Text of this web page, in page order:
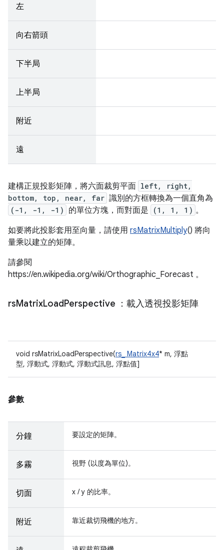
左
向右箭頭
下半局
上半局
附近
遠
建構正規投影矩陣，將六面裁剪平面 left, right,
bottom, top, near, far 識別的方框轉換為一個直角為
(-1, -1, -1) 的單位方塊，而對面是 (1, 1, 1) 。
如要將此投影套用至向量，請使用 rsMatrixMultiply() 將向
量乘以建立的矩陣。
請參閱
https://en.wikipedia.org/wiki/Orthographic_Forecast 。
rsMatrixLoad Perspective ：載入透視投影矩陣
void rsMatrixLoadPerspective(rs_ Matrix4x4* m, 浮點
型, 浮動式, 浮動式, 浮動式訊息, 浮點值]
參數
分鐘 要設定的矩陣。
多霧 視野 (以度為單位)。
切面 x / y 的比率。
附近 靠近裁切飛機的地方。